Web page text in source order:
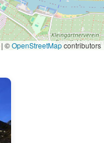
| ©OpenStreetMapcontributors